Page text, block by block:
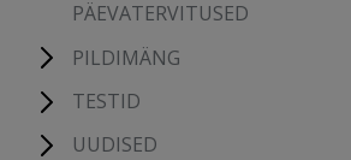
PÄEVATERVITUSED
PILDIMÄNG
TESTID
UUDISED